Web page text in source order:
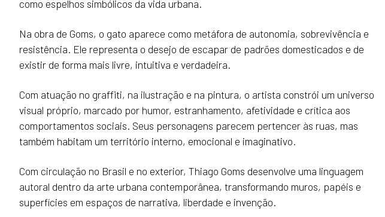
como espelhos simbólicos da vida urbana.
Na obra de Goms, o gato aparece como metáfora de autonomia, sobrevivência e
resistência. Ele representa o desejo de escapar de padrões domesticados e de
existir de forma mais livre, intuitiva e verdadeira.
Com atuação no graffiti, na ilustração e na pintura, o artista constrói um universo
visual próprio, marcado por humor, estranhamento, afetividade e crítica aos
comportamentos sociais. Seus personagens parecem pertencer às ruas, mas
também habitam um território interno, emocional e imaginativo.
Com circulação no Brasil e no exterior, Thiago Goms desenvolve uma linguagem
autoral dentro da arte urbana contemporânea, transformando muros, papéis e
superfícies em espaços de narrativa, liberdade e invenção.